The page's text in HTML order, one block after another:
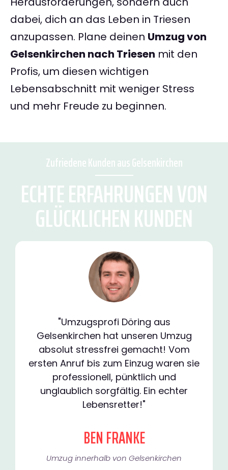
dabei, dich an das Leben in Triesen
anzupassen. Plane deinen Umzug von
Gelsenkirchen nach Triesen mit den
Profis, um diesen wichtigen
Lebensabschnitt mit weniger Stress
und mehr Freude zu beginnen.
Zufriedene Kunden aus Gelsenkirchen
ECHTE ERFAHRUNGEN VON
GLÜCKLICHEN KUNDEN
"Umzugsprofi Döring aus
Gelsenkirchen hat unseren Umzug
absolut stressfrei gemacht! Vom
ersten Anruf bis zum Einzug waren sie
professionell, pünktlich und
unglaublich sorgfältig. Ein echter
Lebensretter!"
BEN FRANKE
Umzug innerhalb von Gelsenkirchen​